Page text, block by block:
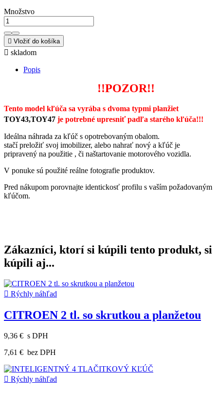
Množstvo
 Vložiť do košíka
 skladom
Popis
!!POZOR!!
Tento model kľúča sa vyrába s dvoma typmi planžiet
TOY43,TOY47 je potrebné upresniťpadľa starého kľúča!!!
Ideálna náhrada za kľúč s opotrebovaným obalom.
stačí preložiť svoj imobilizer, alebo nahrať nový a kľúč je
pripravený na použitie , či naštartovanie motorového vozidla.
V ponuke sú použité reálne fotografie produktov.
Pred nákupom porovnajte identickosť profilu s vaším požadovaným
kľúčom.
Zákazníci, ktorí si kúpili tento produkt, si
kúpili aj...
 Rýchly náhľad
CITROEN 2 tl. so skrutkou a planžetou
9,36 € s DPH
7,61 € bez DPH
 Rýchly náhľad